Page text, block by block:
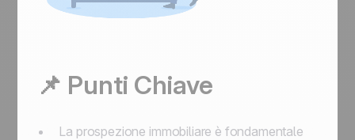
📌 Punti Chiave
La prospezione immobiliare è fondamentale